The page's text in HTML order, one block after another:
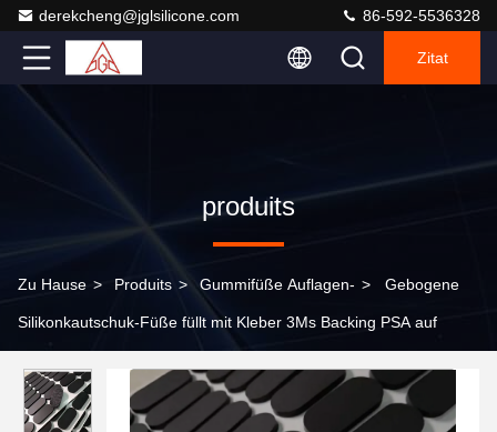
derekcheng@jglsilicone.com 86-592-5536328
Zitat
produits
Zu Hause > Produits > Gummifüße Auflagen- > Gebogene
Silikonkautschuk-Füße füllt mit Kleber 3Ms Backing PSA auf